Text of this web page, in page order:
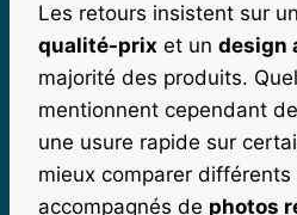
Les retours insistent sur un
qualité-prix et un design
majorité des produits.
mentionnent cependant
une usure rapide sur
mieux comparer
accompagnés de photos